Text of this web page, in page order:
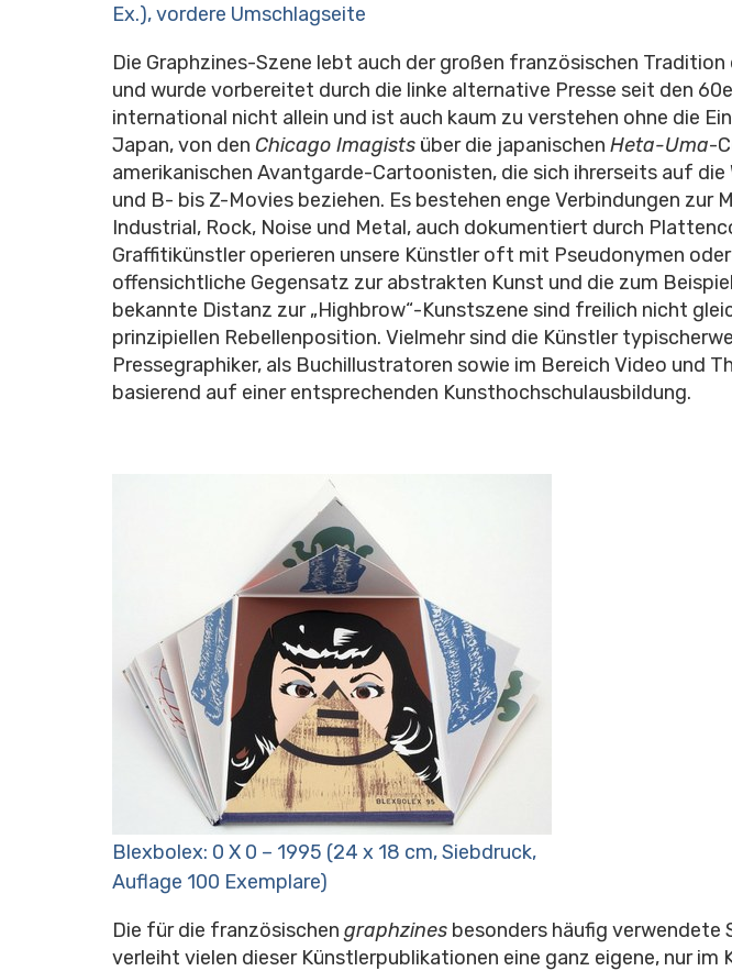
Ex.), vordere Umschlagseite
Die Graphzines-Szene lebt auch der großen französischen Tradition
und wurde vorbereitet durch die linke alternative Presse seit den
international nicht allein und ist auch kaum zu verstehen ohne die
Japan, von den Chicago Imagists über die japanischen Heta-Uma-
amerikanischen Avantgarde-Cartoonisten, die sich ihrerseits auf die
und B- bis Z-Movies beziehen. Es bestehen enge Verbindungen zur
Industrial, Rock, Noise und Metal, auch dokumentiert durch
Graffitikünstler operieren unsere Künstler oft mit Pseudonymen
offensichtliche Gegensatz zur abstrakten Kunst und die zum
bekannte Distanz zur „Highbrow“-Kunstszene sind freilich nicht
prinzipiellen Rebellenposition. Vielmehr sind die Künstler
Pressegraphiker, als Buchillustratoren sowie im Bereich Video und
basierend auf einer entsprechenden Kunsthochschulausbildung.
Blexbolex: 0 X 0 – 1995 (24 x 18 cm, Siebdruck,
Auflage 100 Exemplare)
Die für die französischen graphzines besonders häufig verwendete
verleiht vielen dieser Künstlerpublikationen eine ganz eigene, nur